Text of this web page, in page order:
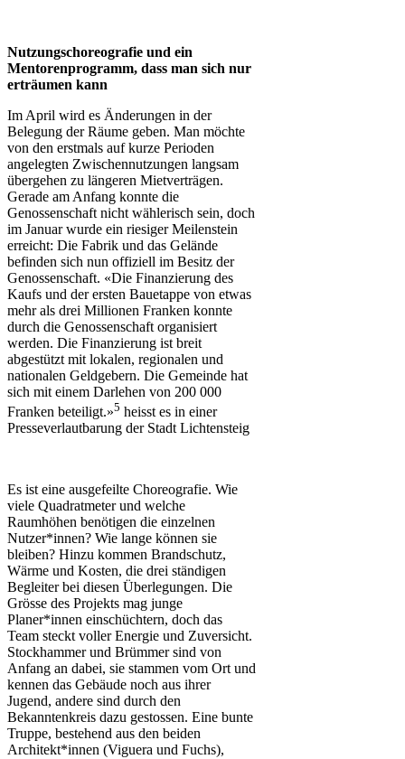
Nutzungschoreografie und ein
Mentorenprogramm, dass man sich nur
erträumen kann
Im April wird es Änderungen in der
Belegung der Räume geben. Man möchte
von den erstmals auf kurze Perioden
angelegten Zwischennutzungen langsam
übergehen zu längeren Mietverträgen.
Gerade am Anfang konnte die
Genossenschaft nicht wählerisch sein, doch
im Januar wurde ein riesiger Meilenstein
erreicht: Die Fabrik und das Gelände
befinden sich nun offiziell im Besitz der
Genossenschaft. «Die Finanzierung des
Kaufs und der ersten Bauetappe von etwas
mehr als drei Millionen Franken konnte
durch die Genossenschaft organisiert
werden. Die Finanzierung ist breit
abgestützt mit lokalen, regionalen und
nationalen Geldgebern. Die Gemeinde hat
sich mit einem Darlehen von 200 000
Franken beteiligt.»5 heisst es in einer
Presseverlautbarung der Stadt Lichtensteig
Es ist eine ausgefeilte Choreografie. Wie
viele Quadratmeter und welche
Raumhöhen benötigen die einzelnen
Nutzer*innen? Wie lange können sie
bleiben? Hinzu kommen Brandschutz,
Wärme und Kosten, die drei ständigen
Begleiter bei diesen Überlegungen. Die
Grösse des Projekts mag junge
Planer*innen einschüchtern, doch das
Team steckt voller Energie und Zuversicht.
Stockhammer und Brümmer sind von
Anfang an dabei, sie stammen vom Ort und
kennen das Gebäude noch aus ihrer
Jugend, andere sind durch den
Bekanntenkreis dazu gestossen. Eine bunte
Truppe, bestehend aus den beiden
Architekt*innen (Viguera und Fuchs),